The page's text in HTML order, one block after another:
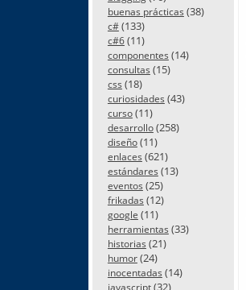
buenas prácticas (38)
c#(133)
c#6(11)
componentes (14)
consultas (15)
css (18)
curiosidades (43)
curso(11)
desarrollo(258)
diseño(11)
enlaces (621)
estándares (13)
eventos (25)
frikadas (12)
google (11)
herramientas (33)
historias (21)
humor(24)
inocentadas (14)
javascript(32)